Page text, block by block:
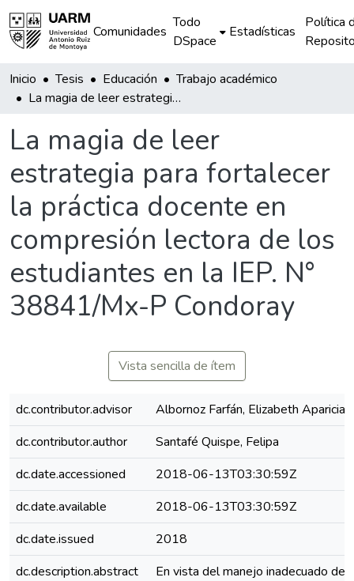
Comunidades
Todo
DSpace
Estadísticas
Política
Inicio Tesis Educación
Trabajo académico
La magia de leer estrategia para fortalecer la práctica docente en compresión lectora de los estudiantes en la IEP. N° 38841/Mx-P Condoray
La magia de leer
estrategia para fortalecer
la práctica docente en
compresión lectora de los
estudiantes en la IEP. N°
38841/Mx-P Condoray
Vista sencilla de ítem
dc.contributor.advisor
Albornoz Farfán, Elizabeth Aparicia
dc.contributor.author
Santafé Quispe, Felipa
dc.date.accessioned
2018-06-13T03:30:59Z
dc.date.available
2018-06-13T03:30:59Z
dc.date.issued
2018
dc.description.abstract
En vista del manejo inadecuado de